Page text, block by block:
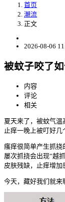
首页
潮流
正文
2026-08-06
被蚊子咬了
内容
评论
相关
夏天来了，被蚊气
止痒一晚上被叮好几
瘙痒很简单产生抓挠
屡次抓挠会出现“越
皮肤残缺，止痒增加
今天，藏好我们就来